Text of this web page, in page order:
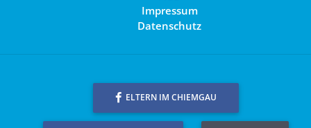
Impressum
Datenschutz
ELTERN IM CHIEMGAU